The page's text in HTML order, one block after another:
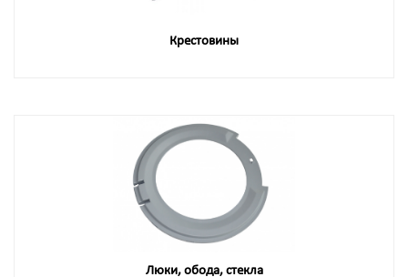
Крестовины
Люки, обода, стекла